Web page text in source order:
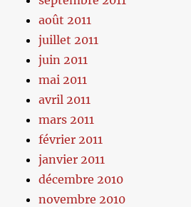
août 2011
juillet 2011
juin 2011
mai 2011
avril 2011
mars 2011
février 2011
janvier 2011
décembre 2010
novembre 2010